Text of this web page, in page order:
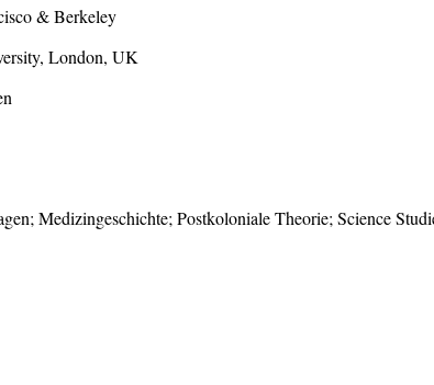
& Berkeley
London, UK
Medizingeschichte; Postkoloniale Theorie; Science